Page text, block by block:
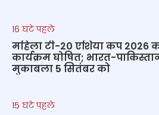
16 घंटे पहले
महिला टी-20 एशिया कप 2026
कार्यक्रम घोषित; भारत-
मुकाबला 5 सितंबर को
15 घंटे पहले